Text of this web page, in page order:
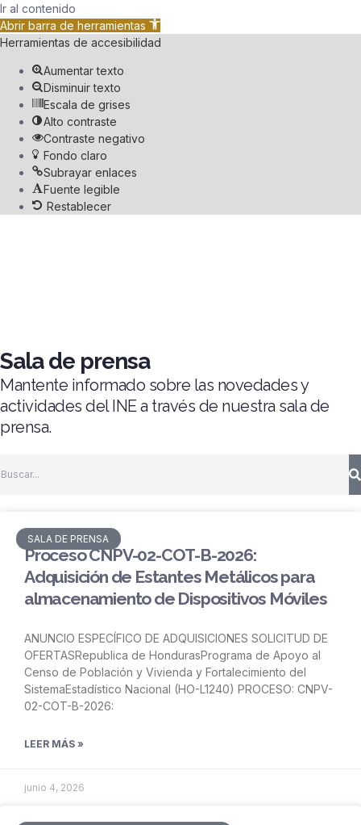
Ir al contenido
Abrir barra de herramientas
Herramientas de accesibilidad
Aumentar texto
Disminuir texto
Escala de grises
Alto contraste
Contraste negativo
Fondo claro
Subrayar enlaces
Fuente legible
Restablecer
Sala de prensa
Mantente informado sobre las novedades y
actividades del INE a través de nuestra sala de
prensa.
SALA DE PRENSA
Proceso CNPV-02-COT-B-2026:
Adquisición de Estantes Metálicos para
almacenamiento de Dispositivos Móviles
ANUNCIO ESPECÍFICO DE ADQUISICIONES SOLICITUD DE
OFERTASRepublica de HondurasPrograma de Apoyo al
Censo de Población y Vivienda y Fortalecimiento del
SistemaEstadístico Nacional (HO-L1240) PROCESO: CNPV-
02-COT-B-2026:
LEER MÁS »
junio 4, 2026